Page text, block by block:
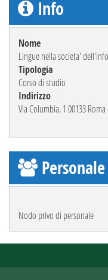
Info
Nome
Lingue nella societa'
Tipologia
Corso di studio
Indirizzo
Via Columbia, 1 00133
Nodo privo di personale